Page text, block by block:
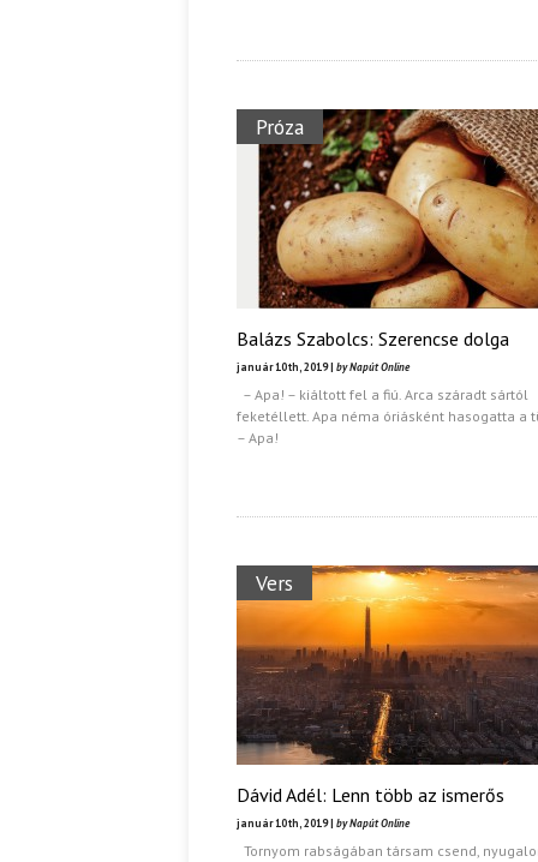
Próza
Balázs Szabolcs: Szerencse dolga
január 10th, 2019 | by Napút Online
– Apa! – kiáltott fel a fiú. Arca száradt sártól
feketéllett. Apa néma óriásként hasogatta a
– Apa!
Vers
Dávid Adél: Lenn több az ismerős
január 10th, 2019 | by Napút Online
Tornyom rabságában társam csend,